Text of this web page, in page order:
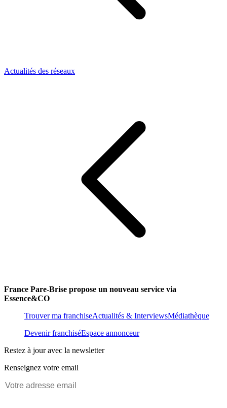
Actualités des réseaux
France Pare-Brise propose un nouveau service via
Essence&CO
Trouver ma franchiseActualités & InterviewsMédiathèque
Devenir franchiséEspace annonceur
Restez à jour avec la newsletter
Renseignez votre email